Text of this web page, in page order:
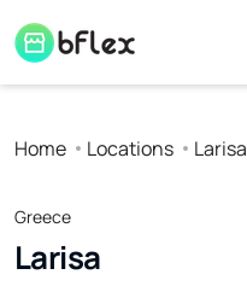
Home Locations Larisa
Greece
Larisa